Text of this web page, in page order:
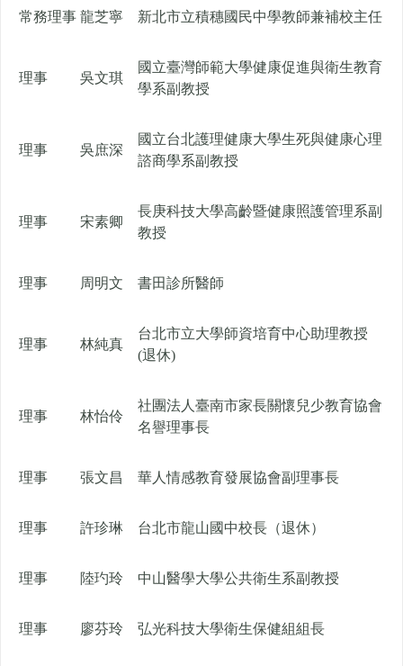
常務理事 龍芝寧 新北市立積穗國民中學教師兼補校主任
理事 吳文琪
國立臺灣師範大學健康促進與衛生教育
學系副教授
理事 吳庶深
國立台北護理健康大學生死與健康心理
諮商學系副教授
理事 宋素卿
長庚科技大學高齡暨健康照護管理系副
教授
理事 周明文 書田診所醫師
理事 林純真
台北市立大學師資培育中心助理教授
(退休)
理事 林怡伶
社團法人臺南市家長關懷兒少教育協會
名譽理事長
理事 張文昌 華人情感教育發展協會副理事長
理事 許珍琳 台北市龍山國中校長（退休）
理事 陸玓玲 中山醫學大學公共衛生系副教授
理事 廖芬玲 弘光科技大學衛生保健組組長